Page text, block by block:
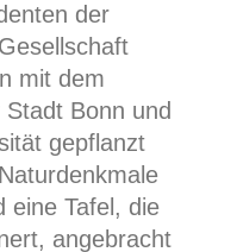
der
mit dem
Bonn und
gepflanzt
eine Tafel, die
angebracht